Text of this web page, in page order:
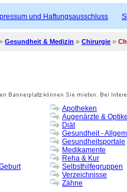
und Haftungsausschluss
Gesundheit & Medizin » Chirurgie »
Apotheken
Augenärzte &
Diät
Gesundheit -
Gesundheitsportale
Medikamente
Reha & Kur
Selbsthilfegruppen
Verzeichnisse
Zähne